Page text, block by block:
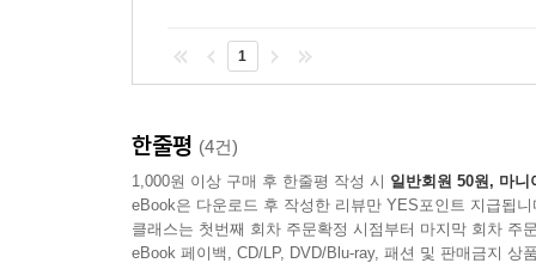
1
한줄평 (4건)
1,000원 이상 구매 후 한줄평 작성 시 일반회원 50원, 마니
eBook은 다운로드 후 작성한 리뷰만 YES포인트 지급됩니
클래스는 첫번째 회차 주문확정 시점부터 마지막 회차 주
eBook 페이백, CD/LP, DVD/Blu-ray, 패션 및 판매금지 상